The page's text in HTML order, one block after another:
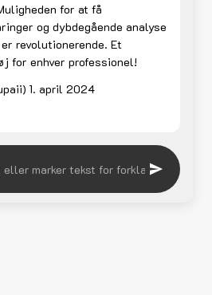
for at få
og dybdegående analyse
revolutionerende. Et
for enhver professionel!
1. april 2024